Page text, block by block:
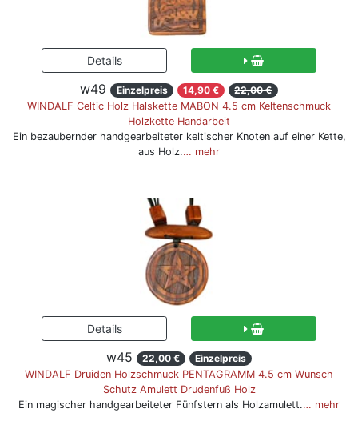
w49 Einzelpreis 14,90 €
22,00 €
WINDALF Celtic Holz Halskette MABON 4.5 cm Keltenschmuck
Holzkette Handarbeit
Ein bezaubernder handgearbeiteter keltischer Knoten auf einer Kette,
aus Holz.… mehr
w45 22,00 €
Einzelpreis
WINDALF Druiden Holzschmuck PENTAGRAMM 4.5 cm Wunsch
Schutz Amulett Drudenfuß Holz
Ein magischer handgearbeiteter Fünfstern als Holzamulett.… mehr